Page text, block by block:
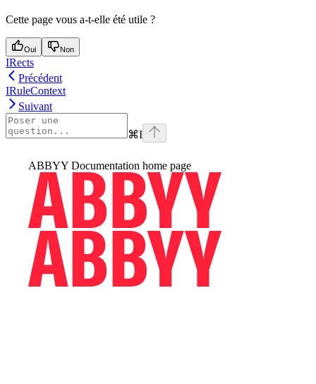
Cette page vous a-t-elle été utile ?
Oui Non
IRects
Précédent
IRuleContext
Suivant
⌘I
ABBYY Documentation home page